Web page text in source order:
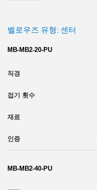
벨로우즈 유형: 센터
MB-MB2-20-PU
MB-MB2-40-PU